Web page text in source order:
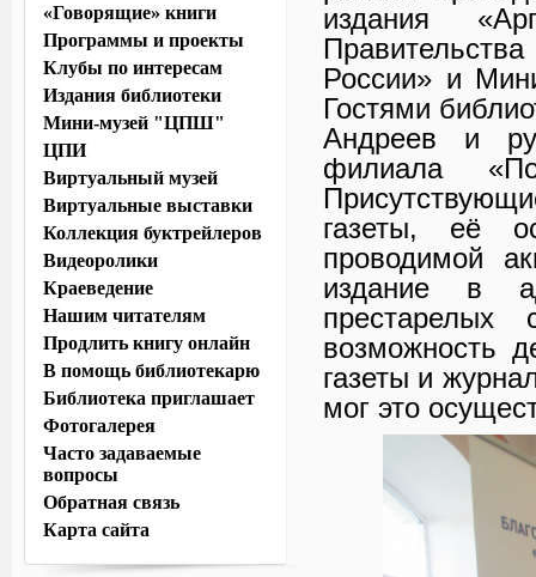
издания
России» и
Гостями
Андреев и
филиала
газеты, её
проводимой
издание в
возможность
газеты и
мог это
«Говорящие» книги
Программы и проекты
Клубы по интересам
Издания библиотеки
Мини-музей "ЦПШ"
ЦПИ
Виртуальный музей
Виртуальные выставки
Коллекция буктрейлеров
Видеоролики
Краеведение
Нашим читателям
Продлить книгу онлайн
В помощь библиотекарю
Библиотека приглашает
Фотогалерея
Часто задаваемые
вопросы
Обратная связь
Карта сайта